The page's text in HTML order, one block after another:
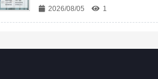
2026/08/05 1